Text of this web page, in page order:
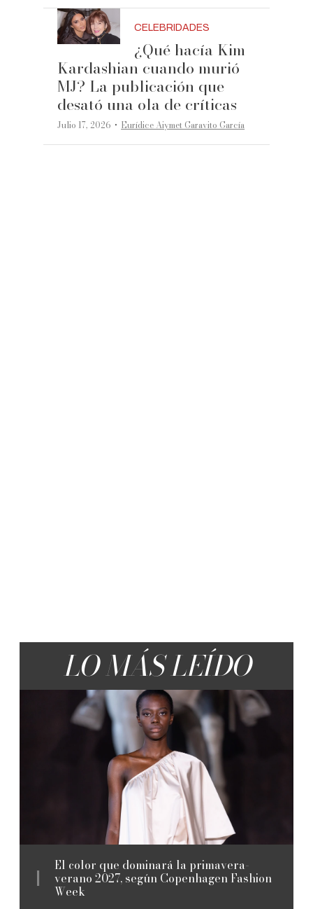
CELEBRIDADES
¿Qué hacía Kim
Kardashian cuando murió
MJ? La publicación que
desató una ola de críticas
Julio 17, 2026 ·Eurídice Aiymet Garavito García
LO MÁS LEÍDO
El color que dominará la primavera-
verano 2027, según Copenhagen Fashion
Week